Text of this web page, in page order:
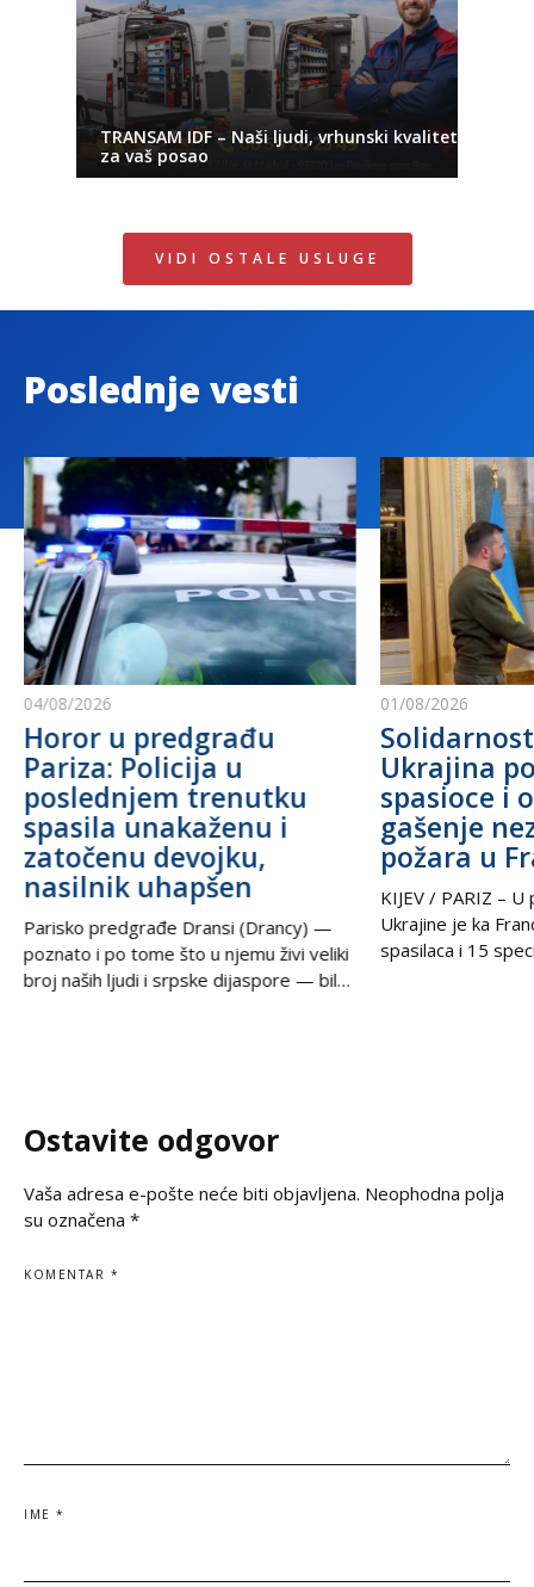
TRANSAM IDF – Naši ljudi, vrhunski kvalitet
za vaš posao
VIDI OSTALE USLUGE
Poslednje vesti
04/08/2026
Horor u predgrađu
Pariza: Policija u
poslednjem trenutku
spasila unakaženu i
zatočenu devojku,
nasilnik uhapšen
Parisko predgrađe Dransi (Drancy) —
poznato i po tome što u njemu živi veliki
broj naših ljudi i srpske dijaspore — bilo
vršnjačko i partnerovo nasilje i
01/08/2026
Ukrajina
spasioce i
gašenje
požara u
KIJEV / PARIZ –
Ukrajine je ka
spasilaca i 15
Ostavite odgovor
Vaša adresa e-pošte neće biti objavljena. Neophodna polja
su označena *
KOMENTAR *
IME *